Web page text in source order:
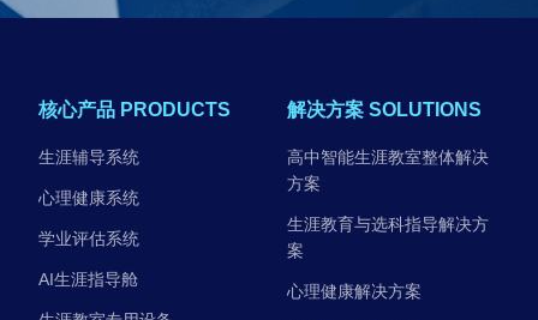
核心产品 PRODUCTS
生涯辅导系统
心理健康系统
学业评估系统
AI生涯指导舱
解决方案 SOLUTIONS
高中智能生涯教室整体解决
方案
生涯教育与选科指导解决方
案
心理健康解决方案